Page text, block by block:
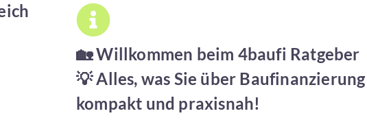
4baufi Lexikon erklären wir Ihnen alle wichtigen Begriffe und
Baufinanzierung
finden Sie verständliche Erklärungen zu allen relevanten
Zum 4baufi Lexikon
🏡Willkommen beim 4baufi Ratgeber
💡 Alles, was Sie über
kompakt und praxisnah!